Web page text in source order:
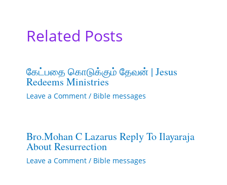
Related Posts
கேட்பதை கொடுக்கும் தேவன் | Jesus
Redeems Ministries
Leave a Comment / Bible messages
Bro.Mohan C Lazarus Reply To Ilayaraja
About Resurrection
Leave a Comment / Bible messages